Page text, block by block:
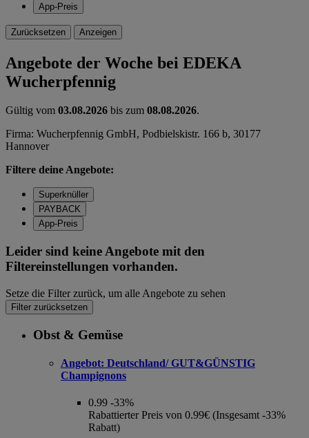
App-Preis
Zurücksetzen Anzeigen
Angebote der Woche bei EDEKA
Wucherpfennig
Gültig vom 03.08.2026 bis zum 08.08.2026.
Firma: Wucherpfennig GmbH, Podbielskistr. 166 b, 30177
Hannover
Filtere deine Angebote:
Superknüller
PAYBACK
App-Preis
Leider sind keine Angebote mit den
Filtereinstellungen vorhanden.
Setze die Filter zurück, um alle Angebote zu sehen
Filter zurücksetzen
Obst & Gemüse
Angebot: Deutschland/ GUT&GÜNSTIG
Champignons
0.99 -33%
Rabattierter Preis von 0.99€ (Insgesamt -33%
Rabatt)